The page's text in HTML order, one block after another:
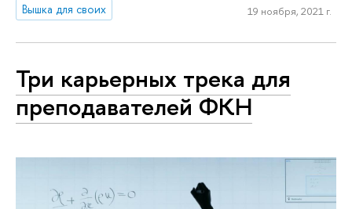
Вышка для своих 19 ноября, 2021 г.
Три карьерных трека для
преподавателей ФКН